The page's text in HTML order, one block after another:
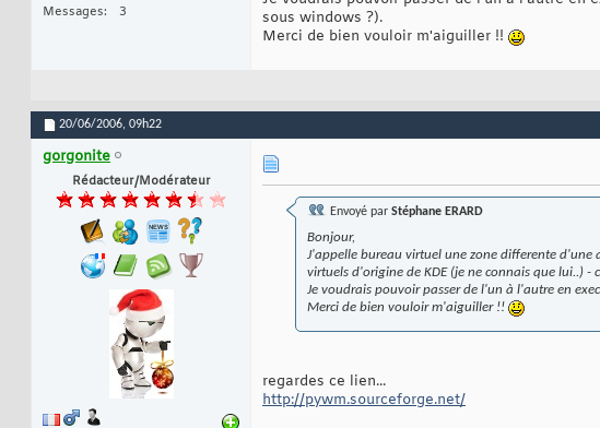
Messages
3
sous windows ?).
Merci de bien vouloir m'aiguiller !!
20/06/2006, 09h22
gorgonite
Rédacteur/Modérateur
Envoyé par Stéphane ERARD
Bonjour,
J'appelle bureau virtuel une zone differente d'une
virtuels d'origine de KDE (je ne connais que lui..)
Je voudrais pouvoir passer de l'un à l'autre en
Merci de bien vouloir m'aiguiller !!
regardes ce lien...
http://pywm.sourceforge.net/